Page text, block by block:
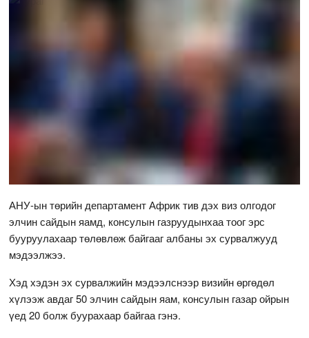
АНУ-ын төрийн департамент Африк тив дэх виз олгодог
элчин сайдын яамд, консулын газруудынхаа тоог эрс
бууруулахаар төлөвлөж байгааг албаны эх сурвалжууд
мэдээлжээ.
Хэд хэдэн эх сурвалжийн мэдээлснээр визийн өргөдөл
хүлээж авдаг 50 элчин сайдын яам, консулын газар ойрын
үед 20 болж буурахаар байгаа гэнэ.